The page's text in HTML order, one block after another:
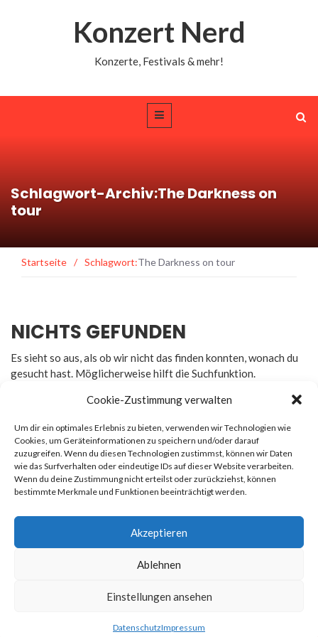
Cookie-Zustimmung verwalten
Um dir ein optimales Erlebnis zu bieten, verwenden wir Technologien wie
Cookies, um Geräteinformationen zu speichern und/oder darauf
zuzugreifen. Wenn du diesen Technologien zustimmst, können wir Daten
wie das Surfverhalten oder eindeutige IDs auf dieser Website verarbeiten.
Wenn du deine Zustimmung nicht erteilst oder zurückziehst, können
bestimmte Merkmale und Funktionen beeinträchtigt werden.
Akzeptieren
Ablehnen
Einstellungen ansehen
DatenschutzImpressum
Konzert Nerd
Konzerte, Festivals & mehr!
Schlagwort-Archiv:The Darkness on
tour
Startseite / Schlagwort:The Darkness on tour
NICHTS GEFUNDEN
Es sieht so aus, als ob wir nicht das finden konnten, wonach du
gesucht hast. Möglicherweise hilft die Suchfunktion.
Rechtliches
Datenschutz
Datenschutz